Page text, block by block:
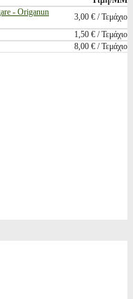
- Origanun
3,00 € / Τεμάχιο
1,50 € / Τεμάχιο
8,00 € / Τεμάχιο